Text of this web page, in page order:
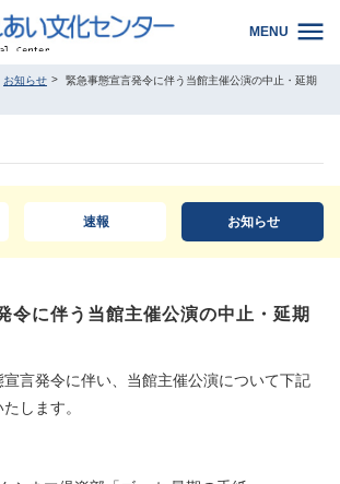
MENU
お知らせ
緊急事態宣言発令に伴う当館主催公演の中止・延期
速報 お知らせ
令に伴う当館主催公演の中止・延期
言発令に伴い、当館主催公演について下記
します。